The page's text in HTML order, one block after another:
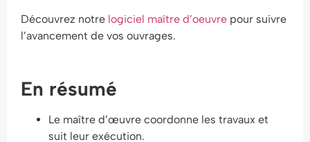
Découvrez notre logiciel maître d’oeuvre pour suivre
l’avancement de vos ouvrages.
En résumé
Le maître d’œuvre coordonne les travaux et
suit leur exécution.